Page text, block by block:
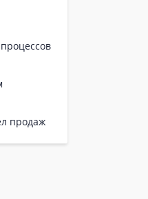
продаж